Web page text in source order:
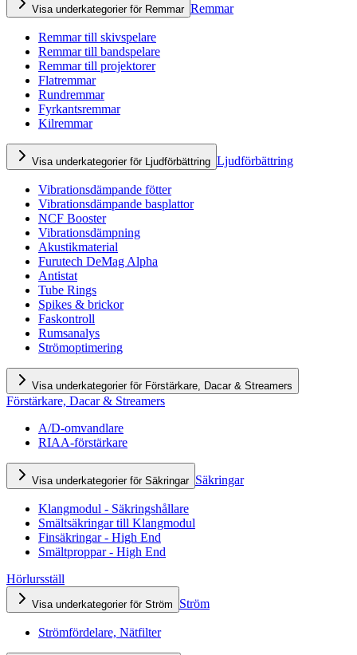
Visa underkategorier för Remmar Remmar
Remmar till skivspelare
Remmar till bandspelare
Remmar till projektorer
Flatremmar
Rundremmar
Fyrkantsremmar
Kilremmar
Visa underkategorier för Ljudförbättring Ljudförbättring
Vibrationsdämpande fötter
Vibrationsdämpande basplattor
NCF Booster
Vibrationsdämpning
Akustikmaterial
Furutech DeMag Alpha
Antistat
Tube Rings
Spikes & brickor
Faskontroll
Rumsanalys
Strömoptimering
Visa underkategorier för Förstärkare, Dacar & Streamers
Förstärkare, Dacar & Streamers
A/D-omvandlare
RIAA-förstärkare
Visa underkategorier för Säkringar Säkringar
Klangmodul - Säkringshållare
Smältsäkringar till Klangmodul
Finsäkringar - High End
Smältproppar - High End
Hörlursställ
Visa underkategorier för Ström Ström
Strömfördelare, Nätfilter